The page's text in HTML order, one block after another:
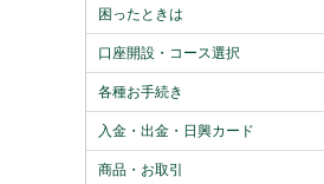
困ったときは
口座開設・コース選択
各種お手続き
入金・出金・日興カード
商品・お取引